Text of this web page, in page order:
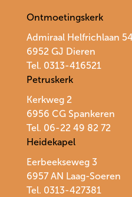
Ontmoetingskerk
Admiraal Helfrichlaan 54
6952 GJ Dieren
Tel. 0313-416521
Petruskerk
Kerkweg 2
6956 CG Spankeren
Tel. 06-22 49 82 72
Heidekapel
Eerbeekseweg 3
6957 AN Laag-Soeren
Tel. 0313-427381